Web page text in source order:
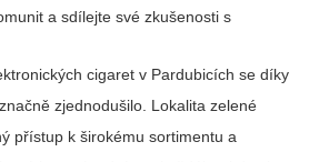
a sdílejte své zkušenosti s
cigaret v Pardubicích se díky
značně zjednodušilo. Lokalita zelené
přístup k širokému sortimentu a